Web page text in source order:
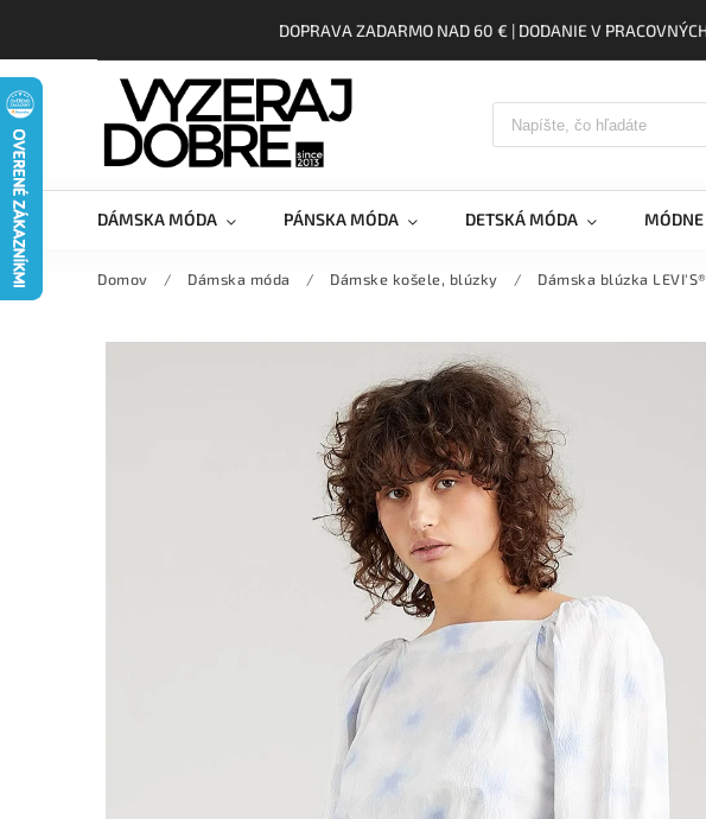
DOPRAVA ZADARMO NAD 60 € | DODANIE V
DÁMSKA MÓDA PÁNSKA MÓDA DETSKÁ MÓDA
Domov / Dámska móda / Dámske košele, blúzky / Dámska blúzka